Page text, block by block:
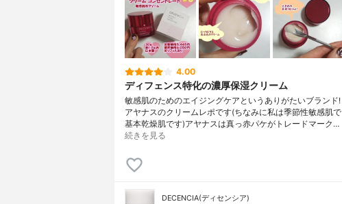
4.00
ディフェンス特化の濃厚保湿クリーム
敏感肌のためのエイジングケアというありがたいブランド!
アヤナスのクリームレポです(ちなみに私は季節性敏感肌で
基本乾燥肌です)アヤナスは真っ赤パケがトレードマーク…
続きを見る
DECENCIA(ディセンシア)